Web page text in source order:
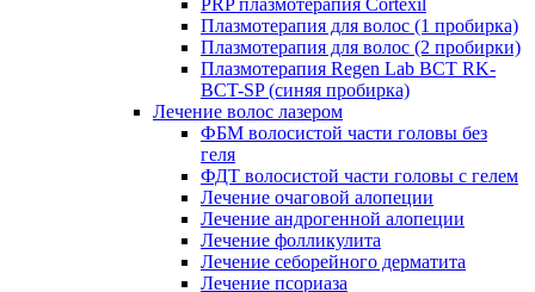
PRP плазмотерапия Cortexil
Плазмотерапия для волос (1 пробирка)
Плазмотерапия для волос (2 пробирки)
Плазмотерапия Regen Lab BCT RK-
BCT-SP (синяя пробирка)
Лечение волос лазером
ФБМ волосистой части головы без
геля
ФДТ волосистой части головы с гелем
Лечение очаговой алопеции
Лечение андрогенной алопеции
Лечение фолликулита
Лечение себорейного дерматита
Лечение псориаза